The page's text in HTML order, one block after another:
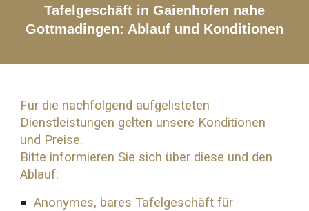
Tafelgeschäft in Gaienhofen nahe
Gottmadingen: Ablauf und Konditionen
Für die nachfolgend aufgelisteten
Dienstleistungen gelten unsere Konditionen
und Preise.
Bitte informieren Sie sich über diese und den
Ablauf:
Anonymes, bares Tafelgeschäft für